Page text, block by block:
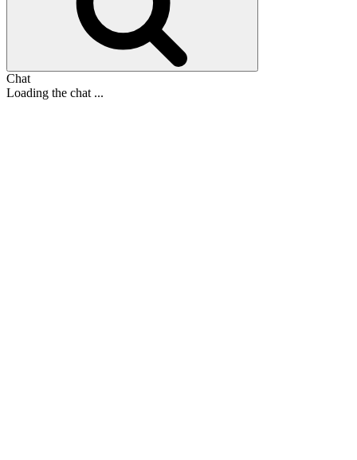
Chat
Loading the chat ...